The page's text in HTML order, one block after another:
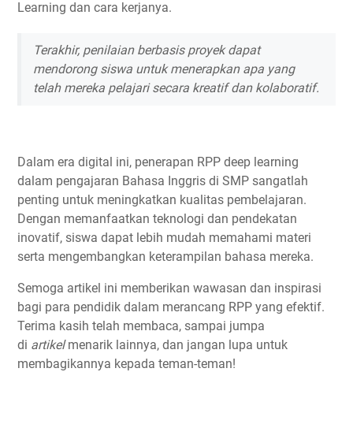
Learning dan cara kerjanya.
Terakhir, penilaian berbasis proyek dapat
mendorong siswa untuk menerapkan apa yang
telah mereka pelajari secara kreatif dan kolaboratif.
Dalam era digital ini, penerapan RPP deep learning
dalam pengajaran Bahasa Inggris di SMP sangatlah
penting untuk meningkatkan kualitas pembelajaran.
Dengan memanfaatkan teknologi dan pendekatan
inovatif, siswa dapat lebih mudah memahami materi
serta mengembangkan keterampilan bahasa mereka.
Semoga artikel ini memberikan wawasan dan inspirasi
bagi para pendidik dalam merancang RPP yang efektif.
Terima kasih telah membaca, sampai jumpa
di artikelmenarik lainnya, dan jangan lupa untuk
membagikannya kepada teman-teman!